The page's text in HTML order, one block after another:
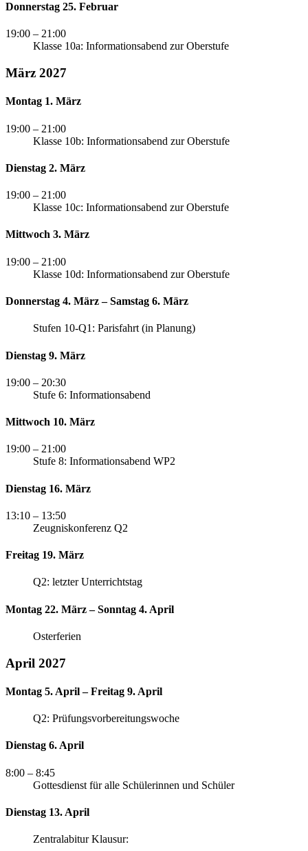
Donnerstag 25. Februar
19:00 – 21:00
Klasse 10a: Informationsabend zur Oberstufe
März 2027
Montag 1. März
19:00 – 21:00
Klasse 10b: Informationsabend zur Oberstufe
Dienstag 2. März
19:00 – 21:00
Klasse 10c: Informationsabend zur Oberstufe
Mittwoch 3. März
19:00 – 21:00
Klasse 10d: Informationsabend zur Oberstufe
Donnerstag 4. März – Samstag 6. März
Stufen 10-Q1: Parisfahrt (in Planung)
Dienstag 9. März
19:00 – 20:30
Stufe 6: Informationsabend
Mittwoch 10. März
19:00 – 21:00
Stufe 8: Informationsabend WP2
Dienstag 16. März
13:10 – 13:50
Zeugniskonferenz Q2
Freitag 19. März
Q2: letzter Unterrichtstag
Montag 22. März – Sonntag 4. April
Osterferien
April 2027
Montag 5. April – Freitag 9. April
Q2: Prüfungsvorbereitungswoche
Dienstag 6. April
8:00 – 8:45
Gottesdienst für alle Schülerinnen und Schüler
Dienstag 13. April
Zentralabitur Klausur: